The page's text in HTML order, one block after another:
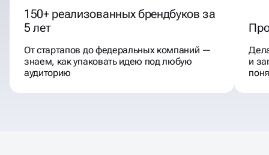
150+ реализованных брендбуков за
5 лет
От стартапов до федеральных компаний —
знаем, как упаковать идею под любую
аудиторию
и